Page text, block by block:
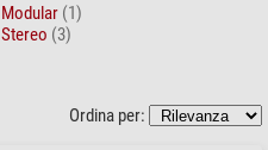
Modular (1)
Stereo (3)
Ordina per: